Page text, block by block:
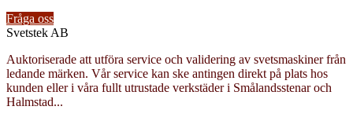
Fråga oss
Svetstek AB
Auktoriserade att utföra service och validering av svetsmaskiner från
ledande märken. Vår service kan ske antingen direkt på plats hos
kunden eller i våra fullt utrustade verkstäder i Smålandsstenar och
Halmstad...